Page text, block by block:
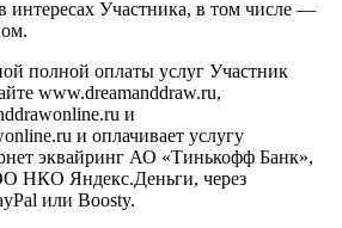
Участника, в том числе —
полной оплаты услуг Участник
www.dreamanddraw.ru,
и
и оплачивает услугу
эквайринг АО «Тинькофф Банк»,
НКО Яндекс.Деньги, через
или Boosty.